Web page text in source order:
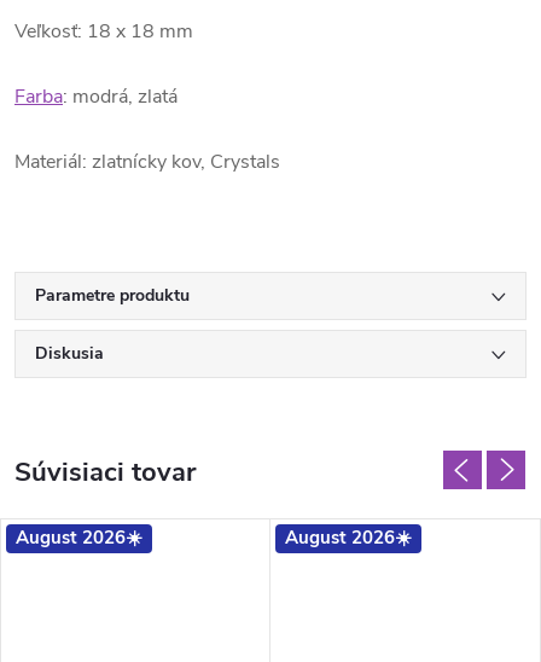
Veľkosť: 18 x 18 mm
Farba: modrá, zlatá
Materiál: zlatnícky kov, Crystals
Parametre produktu
Diskusia
Súvisiaci tovar
August 2026☀️ August 2026☀️